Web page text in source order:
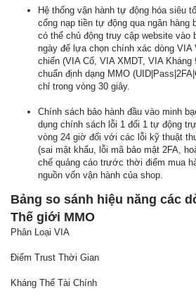
Hệ thống vận hành tự động hóa siêu
cổng nạp tiền tự động qua ngân hàng
có thể chủ động truy cập website vào
ngày để lựa chọn chính xác dòng VIA
chiến (VIA Cổ, VIA XMDT, VIA
chuẩn định dạng MMO
chỉ trong vòng 30 giây.
Chính sách bảo hành đầu vào minh
dụng chính sách lỗi 1 đổi 1 tự động
vòng 24 giờ đối với các lỗi kỹ thuật
(sai mật khẩu, lỗi mã bảo mật 2FA,
chế quảng cáo trước thời điểm mua
nguồn vốn vận hành của shop.
Bảng so sánh hiệu năng các
Thế giới MMO
Phân Loại VIA
Điểm Trust Thời Gian
Kháng Thể Tài Chính